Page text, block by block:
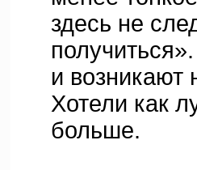
здесь не
и
Хотели как
больше.